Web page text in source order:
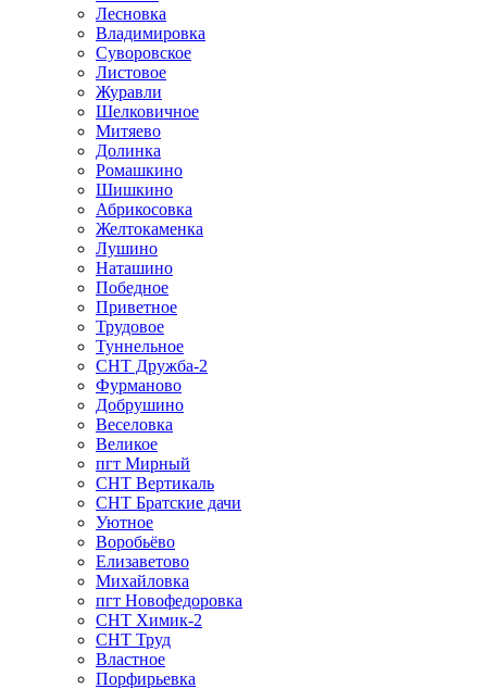
Лесновка
Владимировка
Суворовское
Листовое
Журавли
Шелковичное
Митяево
Долинка
Ромашкино
Шишкино
Абрикосовка
Желтокаменка
Лушино
Наташино
Победное
Приветное
Трудовое
Туннельное
СНТ Дружба-2
Фурманово
Добрушино
Веселовка
Великое
пгт Мирный
СНТ Вертикаль
СНТ Братские дачи
Уютное
Воробьёво
Елизаветово
Михайловка
пгт Новофедоровка
СНТ Химик-2
СНТ Труд
Властное
Порфирьевка